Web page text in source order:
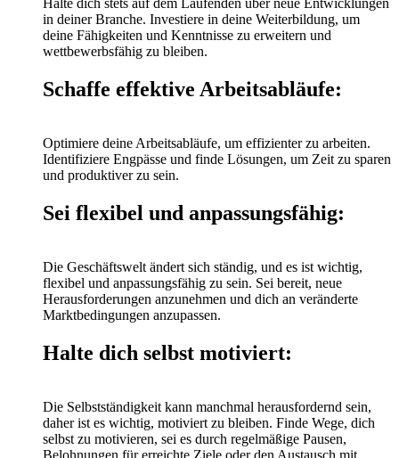
Halte dich stets auf dem Laufenden über neue Entwicklungen
in deiner Branche. Investiere in deine Weiterbildung, um
deine Fähigkeiten und Kenntnisse zu erweitern und
wettbewerbsfähig zu bleiben.
Schaffe effektive Arbeitsabläufe:
Optimiere deine Arbeitsabläufe, um effizienter zu arbeiten.
Identifiziere Engpässe und finde Lösungen, um Zeit zu sparen
und produktiver zu sein.
Sei flexibel und anpassungsfähig:
Die Geschäftswelt ändert sich ständig, und es ist wichtig,
flexibel und anpassungsfähig zu sein. Sei bereit, neue
Herausforderungen anzunehmen und dich an veränderte
Marktbedingungen anzupassen.
Halte dich selbst motiviert:
Die Selbstständigkeit kann manchmal herausfordernd sein,
daher ist es wichtig, motiviert zu bleiben. Finde Wege, dich
selbst zu motivieren, sei es durch regelmäßige Pausen,
Belohnungen für erreichte Ziele oder den Austausch mit